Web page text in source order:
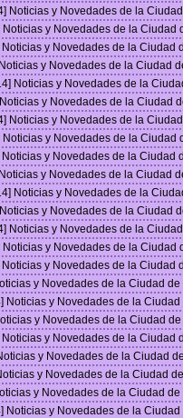
Noticias y Novedades de la
Noticias y Novedades de la Ciudad
Noticias y Novedades de la Ciudad
y Novedades de la Ciudad
Noticias y Novedades de la
y Novedades de la Ciudad
Noticias y Novedades de la
Noticias y Novedades de la Ciudad
Noticias y Novedades de la Ciudad
y Novedades de la Ciudad
Noticias y Novedades de la
y Novedades de la Ciudad
Noticias y Novedades de la
Noticias y Novedades de la Ciudad
Noticias y Novedades de la Ciudad
y Novedades de la Ciudad
Noticias y Novedades de la
y Novedades de la Ciudad
y Novedades de la Ciudad
y Novedades de la Ciudad
y Novedades de la Ciudad
y Novedades de la Ciudad
Noticias y Novedades de la